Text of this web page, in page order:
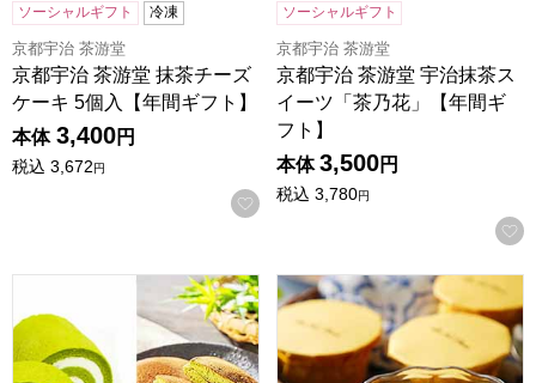
ソーシャルギフト 冷凍
京都宇治 茶游堂
京都宇治 茶游堂 抹茶チーズ
ケーキ 5個入【年間ギフト】
本体 3,400円
税込 3,672円
お気に入りに登録する
ソーシャルギフト
京都宇治 茶游堂
京都宇治 茶游堂 宇治抹茶ス
イーツ「茶乃花」【年間ギ
フト】
本体 3,500円
税込 3,780円
京都宇治 茶游堂 茶游堂ロールケーキ＆京・宇治どら焼き3
ホテルニューオータニ マン